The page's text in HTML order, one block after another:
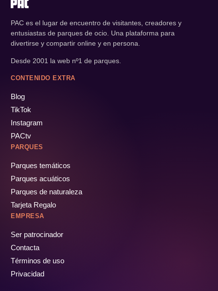
PAC es el lugar de encuentro de visitantes, creadores y
entusiastas de parques de ocio. Una plataforma para
divertirse y compartir online y en persona.
Desde 2001 la web nº1 de parques.
CONTENIDO EXTRA
Blog
TikTok
Instagram
PACtv
PARQUES
Parques temáticos
Parques acuáticos
Parques de naturaleza
Tarjeta Regalo
EMPRESA
Ser patrocinador
Contacta
Términos de uso
Privacidad